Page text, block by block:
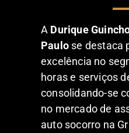
A Durique
Paulo se destaca
excelência no
horas e serviços
consolidando-se
no mercado de
auto socorro na